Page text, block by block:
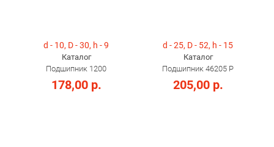
d - 10, D - 30, h - 9
Каталог
Подшипник 1200
178,00 р.
d - 25, D - 52, h - 15
Каталог
Подшипник 46205 Р
205,00 р.